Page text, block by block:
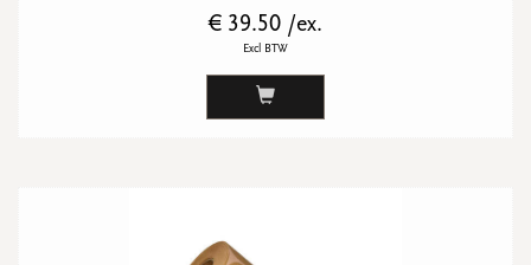
€ 39.50 /ex.
Excl BTW